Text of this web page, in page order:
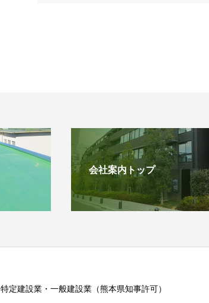
会社案内トップ
特定建設業・一般建設業（熊本県知事許可）